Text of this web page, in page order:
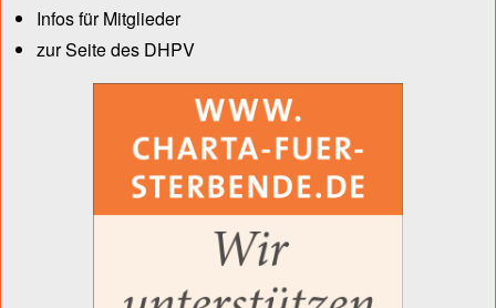
Infos für Mitglieder
zur Seite des DHPV